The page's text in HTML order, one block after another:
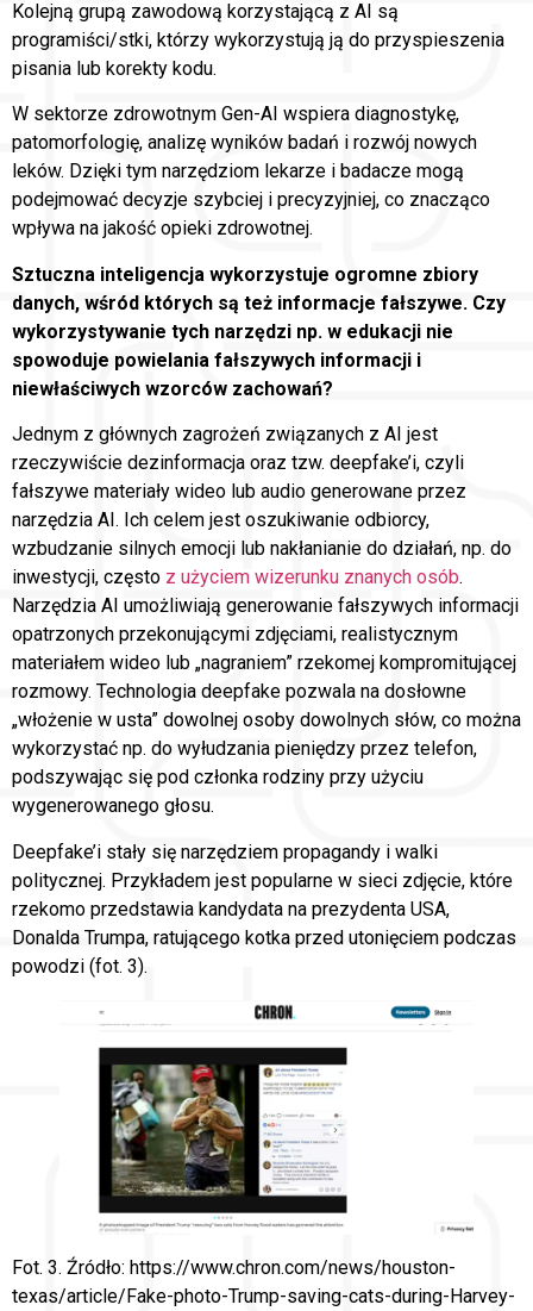
Kolejną grupą zawodową korzystającą z AI są
programiści/stki, którzy wykorzystują ją do przyspieszenia
pisania lub korekty kodu.
W sektorze zdrowotnym Gen-AI wspiera diagnostykę,
patomorfologię, analizę wyników badań i rozwój nowych
leków. Dzięki tym narzędziom lekarze i badacze mogą
podejmować decyzje szybciej i precyzyjniej, co znacząco
wpływa na jakość opieki zdrowotnej.
Sztuczna inteligencja wykorzystuje ogromne zbiory
danych, wśród których są też informacje fałszywe. Czy
wykorzystywanie tych narzędzi np. w edukacji nie
spowoduje powielania fałszywych informacji i
niewłaściwych wzorców zachowań?
Jednym z głównych zagrożeń związanych z AI jest
rzeczywiście dezinformacja oraz tzw. deepfake’i, czyli
fałszywe materiały wideo lub audio generowane przez
narzędzia AI. Ich celem jest oszukiwanie odbiorcy,
wzbudzanie silnych emocji lub nakłanianie do działań, np. do
inwestycji, często z użyciem wizerunku znanych osób.
Narzędzia AI umożliwiają generowanie fałszywych informacji
opatrzonych przekonującymi zdjęciami, realistycznym
materiałem wideo lub „nagraniem” rzekomej kompromitującej
rozmowy. Technologia deepfake pozwala na dosłowne
„włożenie w usta” dowolnej osoby dowolnych słów, co można
wykorzystać np. do wyłudzania pieniędzy przez telefon,
podszywając się pod członka rodziny przy użyciu
wygenerowanego głosu.
Deepfake’i stały się narzędziem propagandy i walki
politycznej. Przykładem jest popularne w sieci zdjęcie, które
rzekomo przedstawia kandydata na prezydenta USA,
Donalda Trumpa, ratującego kotka przed utonięciem podczas
powodzi (fot. 3).
Fot. 3. Źródło: https://www.chron.com/news/houston-
texas/article/Fake-photo-Trump-saving-cats-during-Harvey-